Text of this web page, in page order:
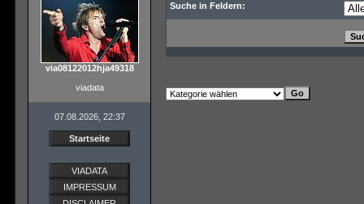
via08122012hja49318
viadata
07.08.2026, 22:37
Startseite
VIADATA
IMPRESSUM
Suche in Feldern: